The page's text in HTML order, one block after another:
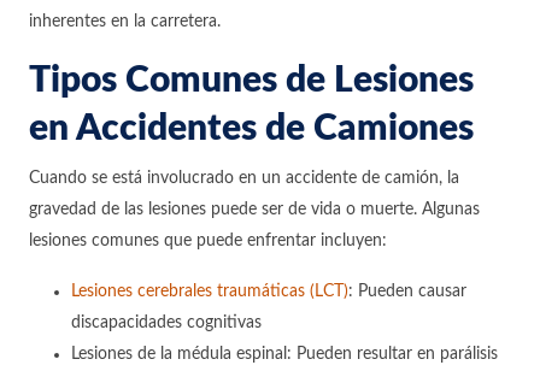
inherentes en la carretera.
Tipos Comunes de Lesiones
en Accidentes de Camiones
Cuando se está involucrado en un accidente de camión, la
gravedad de las lesiones puede ser de vida o muerte. Algunas
lesiones comunes que puede enfrentar incluyen:
Lesiones cerebrales traumáticas (LCT): Pueden causar
discapacidades cognitivas
Lesiones de la médula espinal: Pueden resultar en parálisis